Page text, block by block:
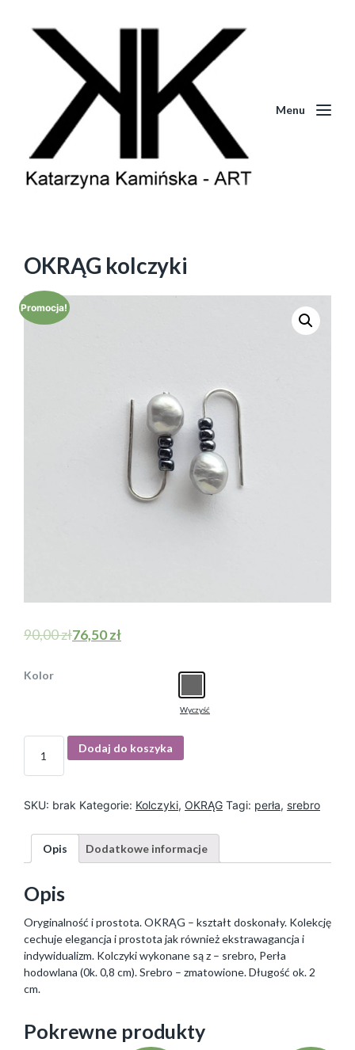
Menu
OKRĄG kolczyki
Promocja!
90,00zł76,50zł
Kolor
Wyczyść
I
ś
Dodaj do koszyka
SKU: brak Kategorie: Kolczyki, OKRĄG Tagi: perła, srebro
Opis Dodatkowe informacje
Opis
Oryginalność i prostota. OKRĄG – kształt doskonały. Kolekcję
cechuje elegancja i prostota jak również ekstrawagancja i
indywidualizm. Kolczyki wykonane są z – srebro, Perła
hodowlana (0k. 0,8 cm). Srebro – zmatowione. Długość ok. 2
cm.
Pokrewne produkty